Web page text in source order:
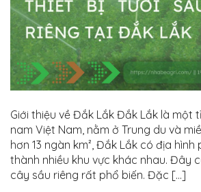
Giới thiệu về Đắk Lắk Đắk Lắk là một
nam Việt Nam, nằm ở Trung du và
hơn 13 ngàn km², Đắk Lắk có địa hình
thành nhiều khu vực khác nhau. Đây
cây sầu riêng rất phổ biến. Đặc […]